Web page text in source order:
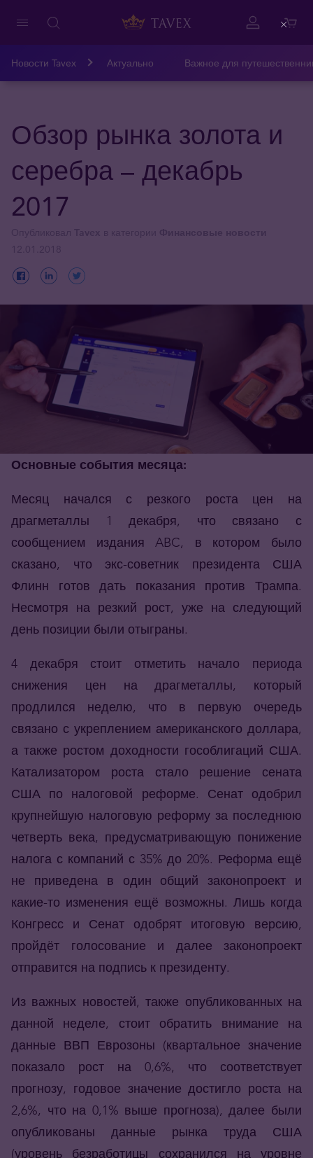
Новости Tavex Актуально Важное для
Обзор рынка золота и
серебра – декабрь
2017
Основные события месяца:
Месяц начался с резкого роста цен на
драгметаллы 1 декабря, что связано с
сообщением издания ABC, в котором было
сказано, что экс-советник президента США
Флинн готов дать показания против Трампа.
Несмотря на резкий рост, уже на следующий
день позиции были отыграны.
4 декабря стоит отметить начало периода
снижения цен на драгметаллы, который
продлился неделю, что в первую очередь
связано с укреплением американского доллара,
а также ростом доходности гособлигаций США.
Катализатором роста стало решение сената
США по налоговой реформе. Сенат одобрил
крупнейшую налоговую реформу за последнюю
четверть века, предусматривающую понижение
налога с компаний с 35% до 20%. Реформа ещё
не приведена в один общий законопроект и
какие-то изменения ещё возможны. Лишь когда
Конгресс и Сенат одобрят итоговую версию,
пройдёт голосование и далее законопроект
отправится на подпись к президенту.
Из важных новостей, также опубликованных на
данной неделе, стоит обратить внимание на
данные ВВП Еврозоны (квартальное значение
показало рост на 0,6%, что соответствует
прогнозу, годовое значение достигло роста на
2,6%, что на 0,1% выше прогноза), далее были
опубликованы данные рынка труда США
(уровень безработицы сохранился на уровне
Close